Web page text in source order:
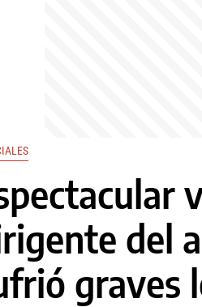
del
graves